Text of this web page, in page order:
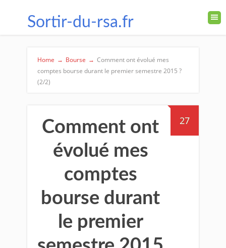
Sortir-du-rsa.fr
Home → Bourse → Comment ont évolué mes
comptes bourse durant le premier semestre 2015 ?
(2/2)
27
Comment ont
évolué mes
comptes
bourse durant
le premier